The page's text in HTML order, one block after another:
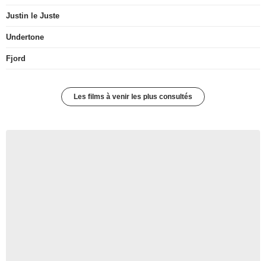
Justin le Juste
Undertone
Fjord
Les films à venir les plus consultés